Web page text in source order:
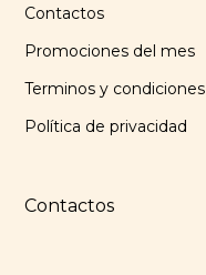
Contactos
Promociones del mes
Terminos y condiciones
Política de privacidad
Contactos